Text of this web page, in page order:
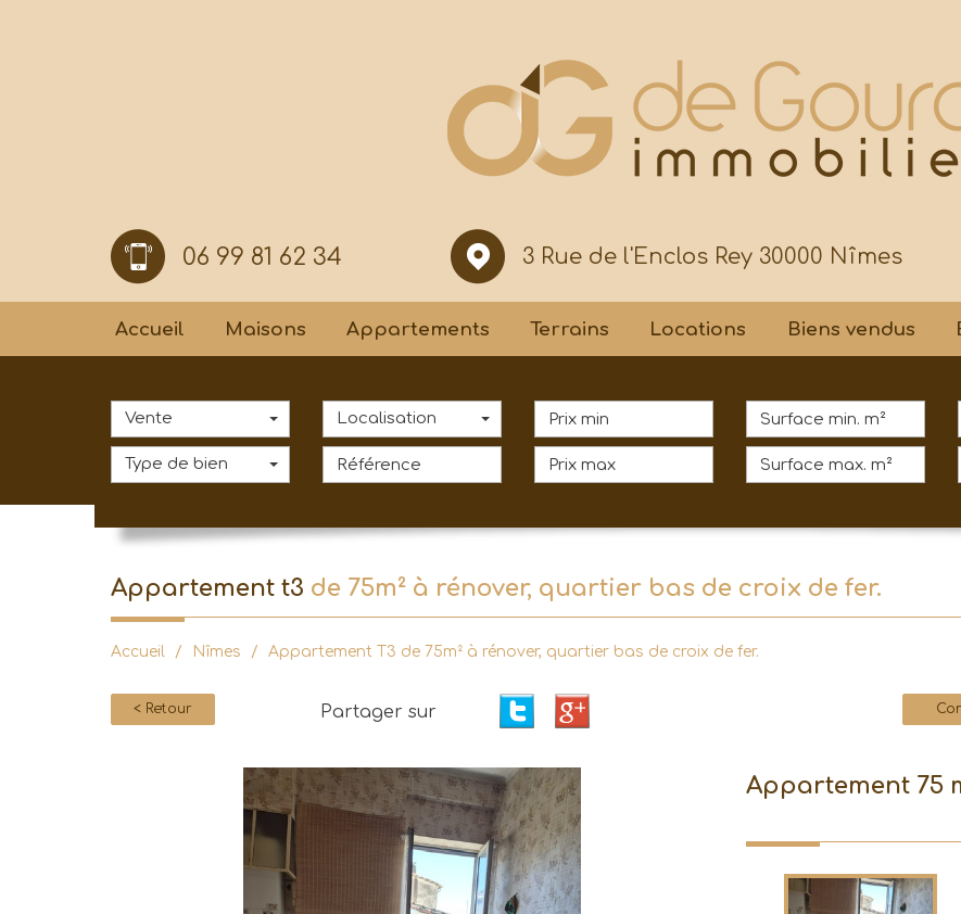
06 99 81 62 34 3 Rue de l'Enclos Rey 30000 Nîmes
Accueil Maisons Appartements Terrains Locations Biens vendus
Vente
Type de bien
Localisation
appartement t3 de 75m² à rénover, quartier bas de croix de fer.
Accueil Nîmes Appartement T3 de 75m² à rénover, quartier bas de croix de fer.
< Retour Partager sur
appartement 75